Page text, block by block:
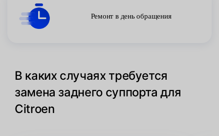
Ремонт в день обращения
В каких случаях требуется
замена заднего суппорта для
Citroen